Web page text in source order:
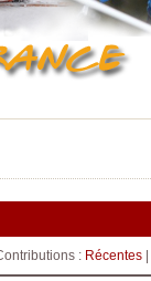
: Récentes